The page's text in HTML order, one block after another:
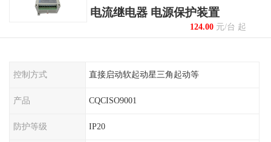
电流继电器 电源保护装置
124.00元/台 起
控制方式 直接启动软起动星三角起动等
产品 CQCISO9001
防护等级 IP20